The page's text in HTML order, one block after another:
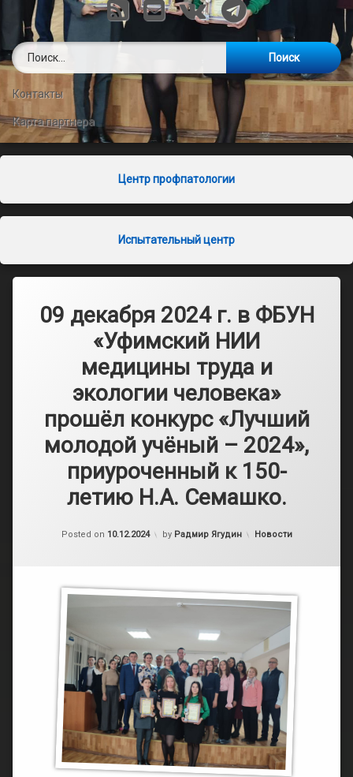
RSS E-mailVK Telegram
Контакты
Карта партнера
Центр профпатологии
Испытательный центр
09 декабря 2024 г. в ФБУН
«Уфимский НИИ
медицины труда и
экологии человека»
прошёл конкурс «Лучший
молодой учёный – 2024»,
приуроченный к 150-
летию Н.А. Семашко.
Posted on 10.12.2024
Обновлено на 10.12.2024
by Радмир Ягудин Категории:
Новости